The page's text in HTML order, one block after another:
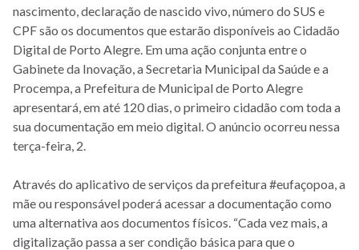
nascimento, declaração de nascido vivo, número do SUS e
CPF são os documentos que estarão disponíveis ao Cidadão
Digital de Porto Alegre. Em uma ação conjunta entre o
Gabinete da Inovação, a Secretaria Municipal da Saúde e a
Procempa, a Prefeitura de Municipal de Porto Alegre
apresentará, em até 120 dias, o primeiro cidadão com toda a
sua documentação em meio digital. O anúncio ocorreu nessa
terça-feira, 2.
Através do aplicativo de serviços da prefeitura #eufaçopoa, a
mãe ou responsável poderá acessar a documentação como
uma alternativa aos documentos físicos. “Cada vez mais, a
digitalização passa a ser condição básica para que o